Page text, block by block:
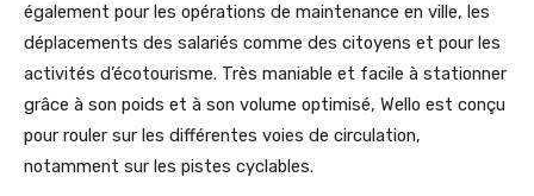
également pour les opérations de maintenance en ville, les
déplacements des salariés comme des citoyens et pour les
activités d’écotourisme. Très maniable et facile à stationner
grâce à son poids et à son volume optimisé, Wello est conçu
pour rouler sur les différentes voies de circulation,
notamment sur les pistes cyclables.